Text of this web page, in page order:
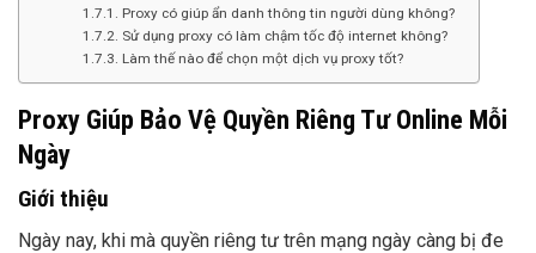
Proxy có giúp ẩn danh thông tin người dùng không?
Sử dụng proxy có làm chậm tốc độ internet không?
Làm thế nào để chọn một dịch vụ proxy tốt?
Proxy Giúp Bảo Vệ Quyền Riêng Tư Online Mỗi
Ngày
Giới thiệu
Ngày nay, khi mà quyền riêng tư trên mạng ngày càng bị đe